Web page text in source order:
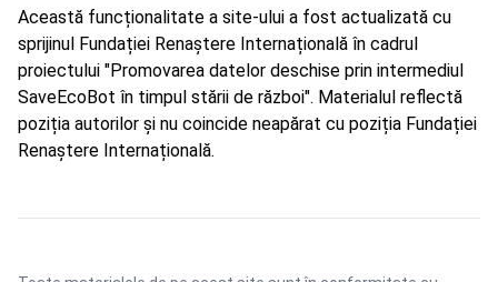
Această funcționalitate a site-ului a fost actualizată cu
sprijinul Fundației Renaștere Internațională în cadrul
proiectului "Promovarea datelor deschise prin intermediul
SaveEcoBot în timpul stării de război". Materialul reflectă
poziția autorilor și nu coincide neapărat cu poziția Fundației
Renaștere Internațională.